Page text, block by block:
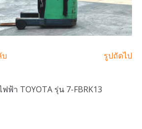
รูปถัดไป
า TOYOTA รุ่น 7-FBRK13